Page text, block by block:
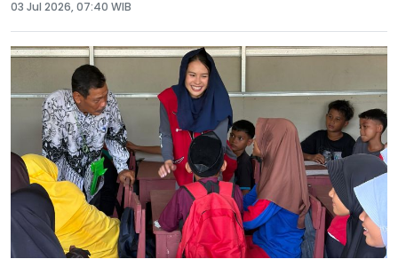
03 Jul 2026, 07:40 WIB